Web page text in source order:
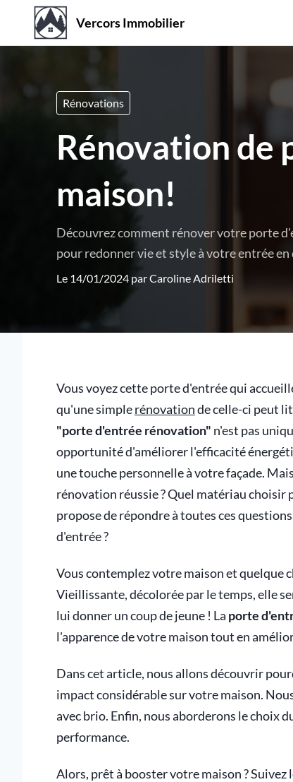
Vercors Immobilier
Rénovations
Rénovation de
maison!
Découvrez comment rénover votre porte
pour redonner vie et style à votre entrée en
Le 14/01/2024 parCaroline Adriletti
Vous voyez cette porte d'entrée qui
qu'une simplerénovationde celle-ci peut
"porte d'entrée rénovation" n'est pas
opportunité d'améliorer l'efficacité
une touche personnelle à votre façade.
rénovation réussie ? Quel matériau
propose de répondre à toutes ces
d'entrée ?
Vous contemplez votre maison et quelque
Vieillissante, décolorée par le temps, elle
lui donner un coup de jeune ! La porte
l'apparence de votre maison tout en
Dans cet article, nous allons découvrir
impact considérable sur votre maison.
avec brio. Enfin, nous aborderons le choix
performance.
Alors, prêt à booster votre maison ?